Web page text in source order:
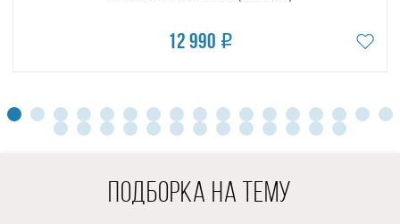
официальным партнёрамв вашем регионе.
12 990
ПОДБОРКА НА ТЕМУ